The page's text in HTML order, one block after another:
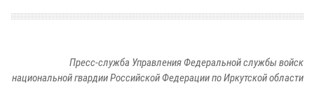
Пресс-служба Управления Федеральной службы войск
национальной гвардии Российской Федерации по Иркутской области